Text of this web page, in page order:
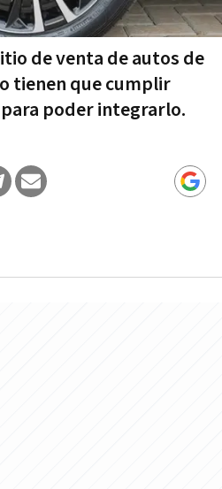
de venta de autos de
tienen que cumplir
poder integrarlo.